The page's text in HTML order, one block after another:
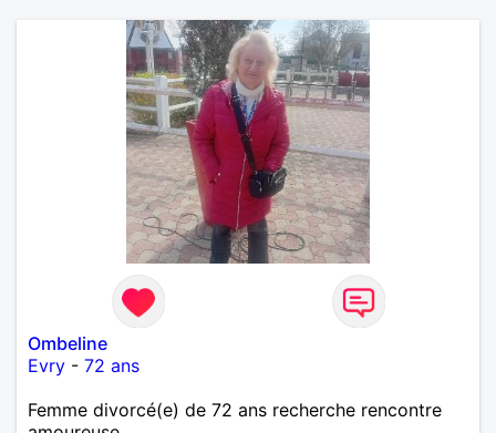
Ombeline
Evry - 72 ans
Femme divorcé(e) de 72 ans recherche rencontre